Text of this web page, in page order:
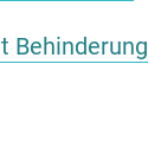
Behinderung